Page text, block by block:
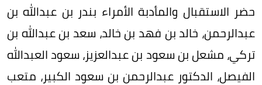
حضر الاستقبال والمأدبة الأمراء بندر بن عبدالله بن
عبدالرحمن، خالد بن فهد بن خالد، سعد بن عبدالله بن
تركي، مشعل بن سعود بن عبدالعزيز، سعود العبدالله
الفيصل، الدكتور عبدالرحمن بن سعود الكبير، متعب